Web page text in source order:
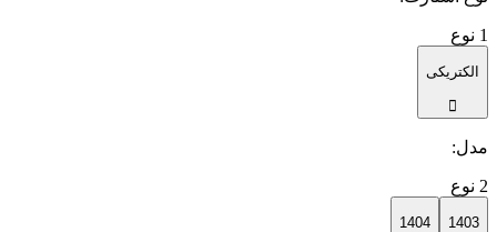
1 نوع
الکتریکی
مدل:
2 نوع
1403
1404